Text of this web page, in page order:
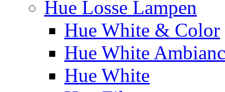
Hue Losse Lampen
Hue White & Color
Hue White
Hue White